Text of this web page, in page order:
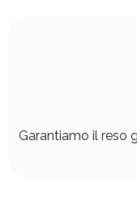
Garantiamo il reso